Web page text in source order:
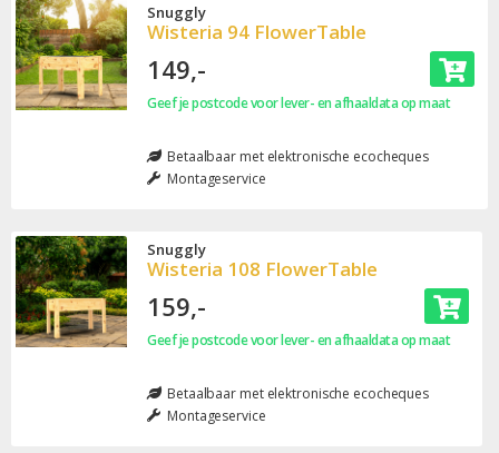
Snuggly
Wisteria 94 FlowerTable
149,-
Geef je postcode voor lever- en afhaaldata op maat
Betaalbaar met elektronische ecocheques
Montageservice
Snuggly
Wisteria 108 FlowerTable
159,-
Geef je postcode voor lever- en afhaaldata op maat
Betaalbaar met elektronische ecocheques
Montageservice